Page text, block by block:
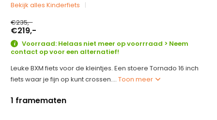
Bekijk alles Kinderfiets
€235,-
€219,-
Voorraad: Helaas niet meer op voorrraad > Neem
contact op voor een alternatief!
Leuke BXM fiets voor de kleintjes. Een stoere Tornado 16 inch
fiets waar je fijn op kunt crossen....Toon meer
1 framematen